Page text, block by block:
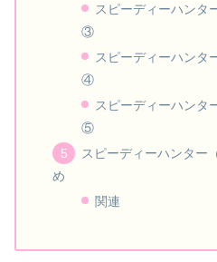
スピーディーハンタ
③
スピーディーハンタ
④
スピーディーハンタ
⑤
スピーディーハンター
め
関連